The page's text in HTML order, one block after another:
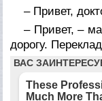
– Привет,
– Привет, –
дорогу.